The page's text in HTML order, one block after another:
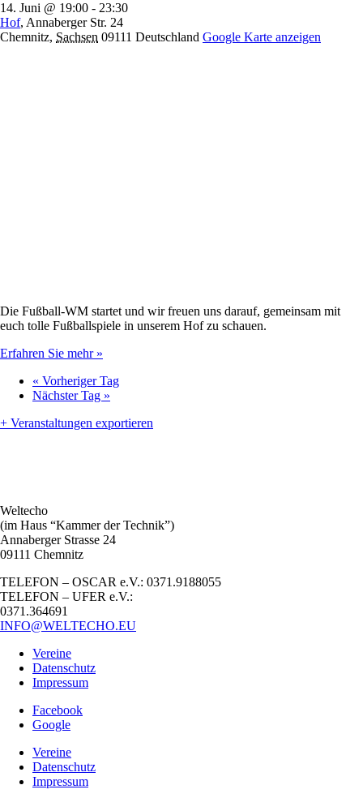
14. Juni @ 19:00 - 23:30
Hof, Annaberger Str. 24
Chemnitz, Sachsen 09111 Deutschland Google Karte anzeigen
Die Fußball-WM startet und wir freuen uns darauf, gemeinsam mit
euch tolle Fußballspiele in unserem Hof zu schauen.
Erfahren Sie mehr »
« Vorheriger Tag
Nächster Tag »
+ Veranstaltungen exportieren
Weltecho
(im Haus “Kammer der Technik”)
Annaberger Strasse 24
09111 Chemnitz
TELEFON – OSCAR e.V.: 0371.9188055
TELEFON – UFER e.V.:
0371.364691
INFO@WELTECHO.EU
Vereine
Datenschutz
Impressum
Facebook
Google
Vereine
Datenschutz
Impressum